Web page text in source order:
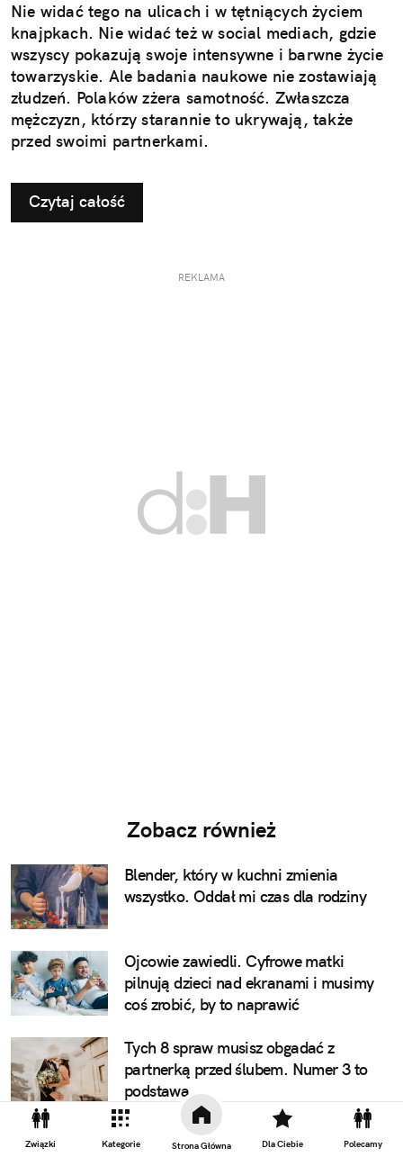
Związki Kategorie Strona Główna Dla Ciebie Polecamy
Nie widać tego na ulicach i w tętniących życiem
knajpkach. Nie widać też w social mediach, gdzie
wszyscy pokazują swoje intensywne i barwne życie
towarzyskie. Ale badania naukowe nie zostawiają
złudzeń. Polaków zżera samotność. Zwłaszcza
mężczyzn, którzy starannie to ukrywają, także
przed swoimi partnerkami.
Czytaj całość
REKLAMA
Zobacz również
Blender, który w kuchni zmienia
wszystko. Oddał mi czas dla rodziny
Ojcowie zawiedli. Cyfrowe matki
pilnują dzieci nad ekranami i musimy
coś zrobić, by to naprawić
Tych 8 spraw musisz obgadać z
partnerką przed ślubem. Numer 3 to
podstawa
To imię nosi mnóstwo polskich
chłopców. Mogą mieć przez nie